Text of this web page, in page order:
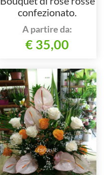
confezionato.
A partire da:
€ 35,00